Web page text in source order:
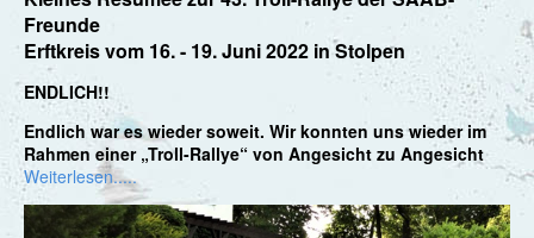
Freunde
Erftkreis vom 16. - 19. Juni 2022 in Stolpen
ENDLICH!!
Endlich war es wieder soweit. Wir konnten uns wieder im
Rahmen einer „Troll-Rallye“ von Angesicht zu Angesicht
Weiterlesen.....